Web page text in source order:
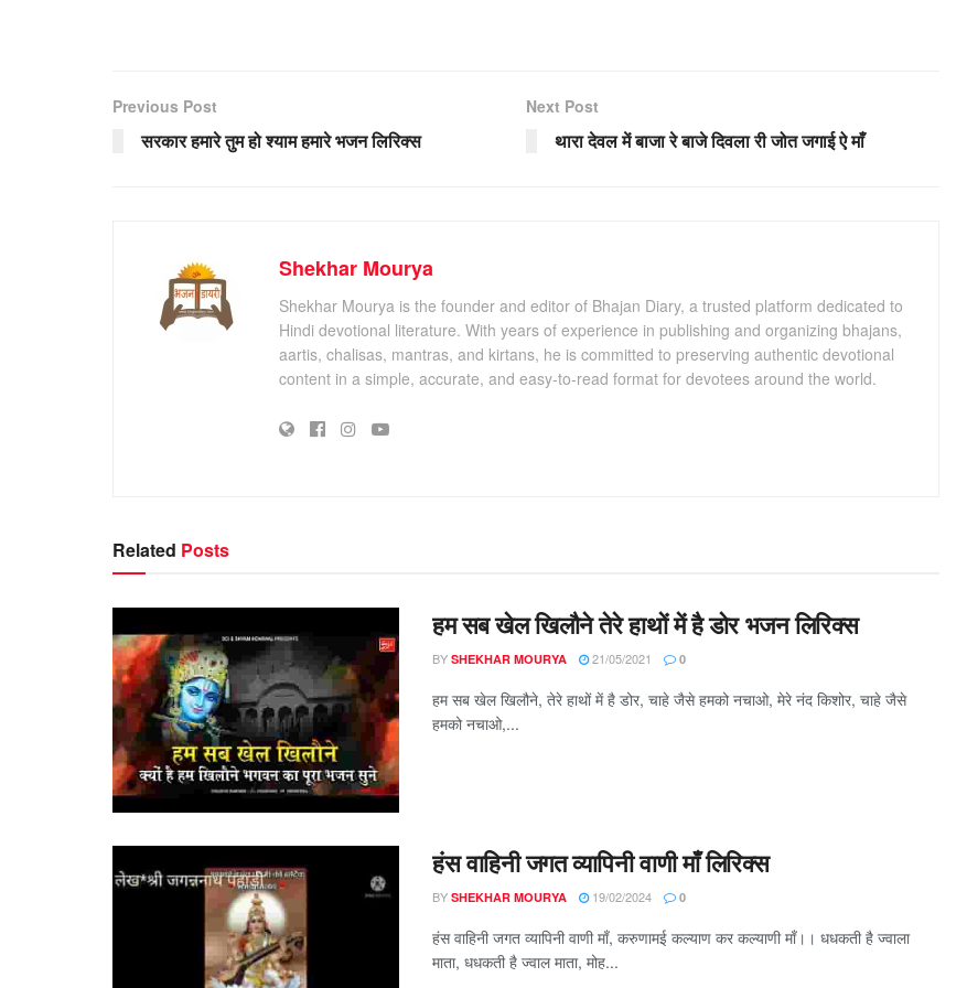
Previous Post
सरकार हमारे तुम हो श्याम हमारे भजन लिरिक्स
Next Post
थारा देवल में बाजा रे बाजे दिवला री जोत जगाई ऐ माँ
Shekhar Mourya
Shekhar Mourya is the founder and editor of Bhajan Diary, a trusted platform dedicated to
Hindi devotional literature. With years of experience in publishing and organizing bhajans,
aartis, chalisas, mantras, and kirtans, he is committed to preserving authentic devotional
content in a simple, accurate, and easy-to-read format for devotees around the world.
Related Posts
हम सब खेल खिलौने तेरे हाथों में है डोर भजन लिरिक्स
BY SHEKHAR MOURYA 21/05/2021 0
हम सब खेल खिलौने, तेरे हाथों में है डोर, चाहे जैसे हमको नचाओ, मेरे नंद किशोर, चाहे जैसे
हमको नचाओ,...
हंस वाहिनी जगत व्यापिनी वाणी माँ लिरिक्स
BY SHEKHAR MOURYA 19/02/2024 0
हंस वाहिनी जगत व्यापिनी वाणी माँ, करुणामई कल्याण कर कल्याणी माँ।। धधकती है ज्वाला
माता, धधकती है ज्वाल माता, मोह...